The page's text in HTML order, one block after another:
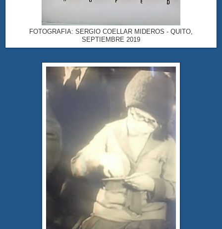
FOTOGRAFIA: SERGIO COELLAR MIDEROS - QUITO,
SEPTIEMBRE 2019